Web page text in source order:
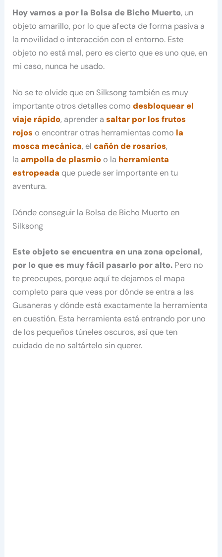
Hoy vamos a por la Bolsa de Bicho Muerto, un
objeto amarillo, por lo que afecta de forma pasiva a
la movilidad o interacción con el entorno. Este
objeto no está mal, pero es cierto que es uno que, en
mi caso, nunca he usado.
No se te olvide que en Silksong también es muy
importante otros detalles comodesbloquear el
viaje rápido, aprender asaltar por los frutos
rojos o encontrar otras herramientas como la
mosca mecánica, elcañón de rosarios,
laampolla de plasmio o la herramienta
estropeada que puede ser importante en tu
aventura.
Dónde conseguir la Bolsa de Bicho Muerto en
Silksong
Este objeto se encuentra en una zona opcional,
por lo que es muy fácil pasarlo por alto. Pero no
te preocupes, porque aquí te dejamos el mapa
completo para que veas por dónde se entra a las
Gusaneras y dónde está exactamente la herramienta
en cuestión. Esta herramienta está entrando por uno
de los pequeños túneles oscuros, así que ten
cuidado de no saltártelo sin querer.